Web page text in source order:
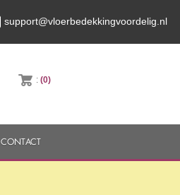
support@vloerbedekkingvoordelig.nl
:(0)
CONTACT